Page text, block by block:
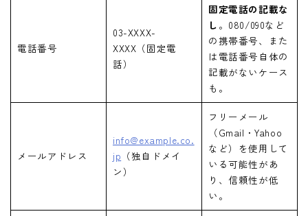
電話番号
03-XXXX-
XXXX（固定電
話）
固定電話の記載な
し 。080/090など
の携帯番号、また
は電話番号自体の
記載がないケース
も。
メールアドレス
info@example.co.
jp （独自ドメイ
ン）
フリーメール
（Gmail・Yahoo
など）を使用して
いる可能性があ
り、信頼性が低
い。